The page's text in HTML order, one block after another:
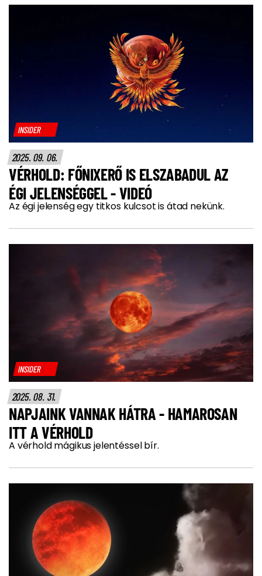
INSIDER
2025. 09. 06.
VÉRHOLD: FŐNIXERŐ IS ELSZABADUL AZ
ÉGI JELENSÉGGEL - VIDEÓ
Az égi jelenség egy titkos kulcsot is átad nekünk.
INSIDER
2025. 08. 31.
NAPJAINK VANNAK HÁTRA - HAMAROSAN
ITT A VÉRHOLD
A vérhold mágikus jelentéssel bír.